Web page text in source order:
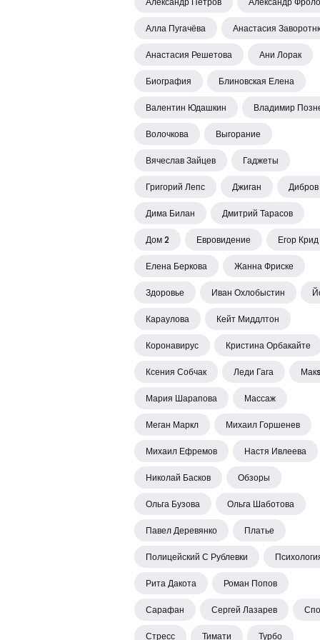
Алла Пугачёва Анастасия
Анастасия Решетова Ани Лорак
Биография Блиновская Елена
Валентин Юдашкин Владимир
Волочкова Выгорание
Вячеслав Зайцев Гаджеты
Григорий Лепс Джиган Дибров
Дима Билан Дмитрий Тарасов
Дом 2 Евровидение Егор Крид
Елена Беркова Жанна Фриске
Здоровье Иван Охлобыстин
Караулова Кейт Миддлтон
Коронавирус Кристина Орбакайте
Ксения Собчак Леди Гага
Мария Шарапова Массаж
Меган Маркл Михаил Горшенев
Михаил Ефремов Настя Ивлеева
Николай Басков Обзоры
Ольга Бузова Ольга Шаботова
Павел Деревянко Платье
Полицейский С Рублевки
Рита Дакота Роман Попов
Сарафан Сергей Лазарев
Стресс Тимати Турбо